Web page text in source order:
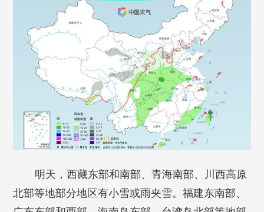
明天，西藏东部和南部、青海南部、川西高原
北部等地部分地区有小雪或雨夹雪。福建东南部、